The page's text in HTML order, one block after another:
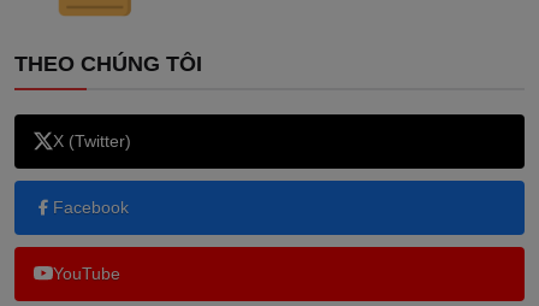
THEO CHÚNG TÔI
X (Twitter)
Facebook
YouTube